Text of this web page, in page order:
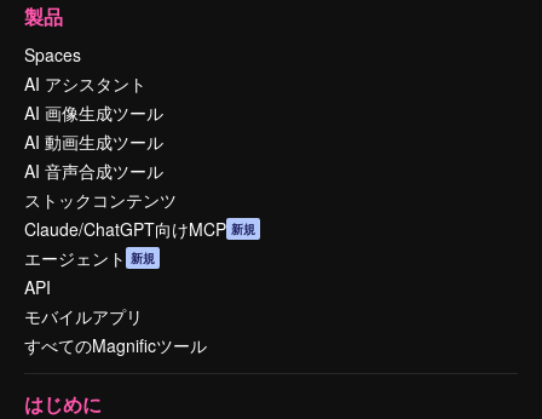
製品
Spaces
AI アシスタント
AI 画像生成ツール
AI 動画生成ツール
AI 音声合成ツール
ストックコンテンツ
Claude/ChatGPT向けMCP 新規
エージェント 新規
API
モバイルアプリ
すべてのMagnificツール
はじめに